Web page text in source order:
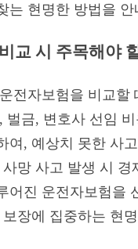
는 현명한 방법을
교 시 주목해야
전자보험을 비교
벌금, 변호사 선임
여, 예상치 못한 사
망 사고 발생 시
어진 운전자보험을
장에 집중하는 현